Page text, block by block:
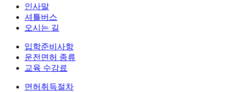
인사말
셔틀버스
오시는 길
입학준비사항
운전면허 종류
교육 수강료
면허취득절차